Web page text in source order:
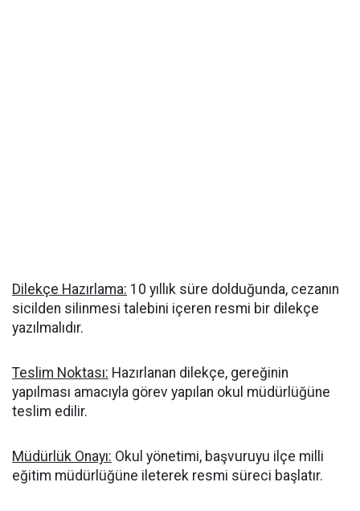
Dilekçe Hazırlama: 10 yıllık süre dolduğunda, cezanın
sicilden silinmesi talebini içeren resmi bir dilekçe
yazılmalıdır.
Teslim Noktası: Hazırlanan dilekçe, gereğinin
yapılması amacıyla görev yapılan okul müdürlüğüne
teslim edilir.
Müdürlük Onayı: Okul yönetimi, başvuruyu ilçe milli
eğitim müdürlüğüne ileterek resmi süreci başlatır.